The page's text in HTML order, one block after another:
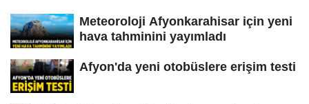
Meteoroloji Afyonkarahisar için yeni
hava tahminini yayımladı
Afyon'da yeni otobüslere erişim testi